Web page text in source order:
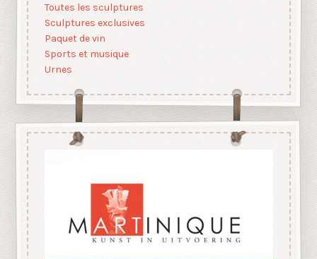
Toutes les sculptures
Sculptures exclusives
Paquet de vin
Sports et musique
Urnes